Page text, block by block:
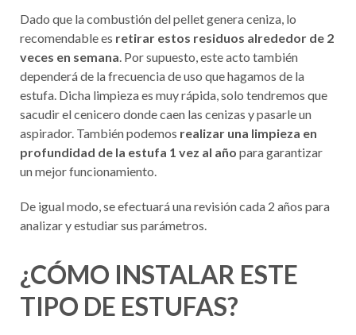
Dado que la combustión del pellet genera ceniza, lo
recomendable es retirar estos residuos alrededor de 2
veces en semana. Por supuesto, este acto también
dependerá de la frecuencia de uso que hagamos de la
estufa. Dicha limpieza es muy rápida, solo tendremos que
sacudir el cenicero donde caen las cenizas y pasarle un
aspirador. También podemos realizar una limpieza en
profundidad de la estufa 1 vez al año para garantizar
un mejor funcionamiento.
De igual modo, se efectuará una revisión cada 2 años para
analizar y estudiar sus parámetros.
¿CÓMO INSTALAR ESTE
TIPO DE ESTUFAS?